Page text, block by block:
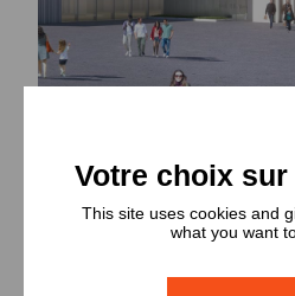
Galerie
This site uses cookies and
what you want